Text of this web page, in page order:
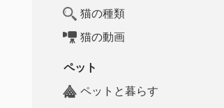
猫の種類
猫の動画
ペット
ペットと暮らす